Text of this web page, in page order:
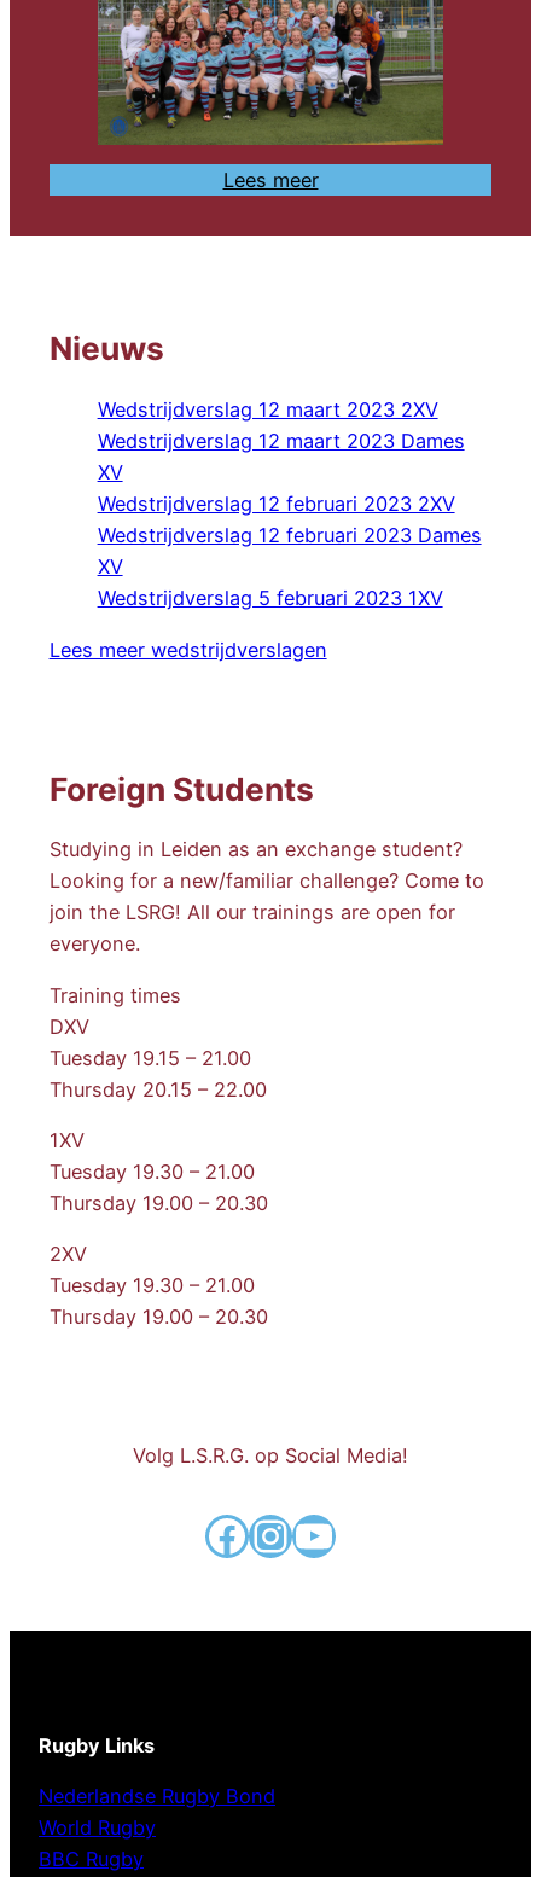
Lees meer
Nieuws
Wedstrijdverslag 12 maart 2023 2XV
Wedstrijdverslag 12 maart 2023 Dames
XV
Wedstrijdverslag 12 februari 2023 2XV
Wedstrijdverslag 12 februari 2023 Dames
XV
Wedstrijdverslag 5 februari 2023 1XV
Lees meer wedstrijdverslagen
Foreign Students
Studying in Leiden as an exchange student?
Looking for a new/familiar challenge? Come to
join the LSRG! All our trainings are open for
everyone.
Training times
DXV
Tuesday 19.15 – 21.00
Thursday 20.15 – 22.00
1XV
Tuesday 19.30 – 21.00
Thursday 19.00 – 20.30
2XV
Tuesday 19.30 – 21.00
Thursday 19.00 – 20.30
Volg L.S.R.G. op Social Media!
Facebook
Instagram
YouTube
Rugby Links
Nederlandse Rugby Bond
World Rugby
BBC Rugby